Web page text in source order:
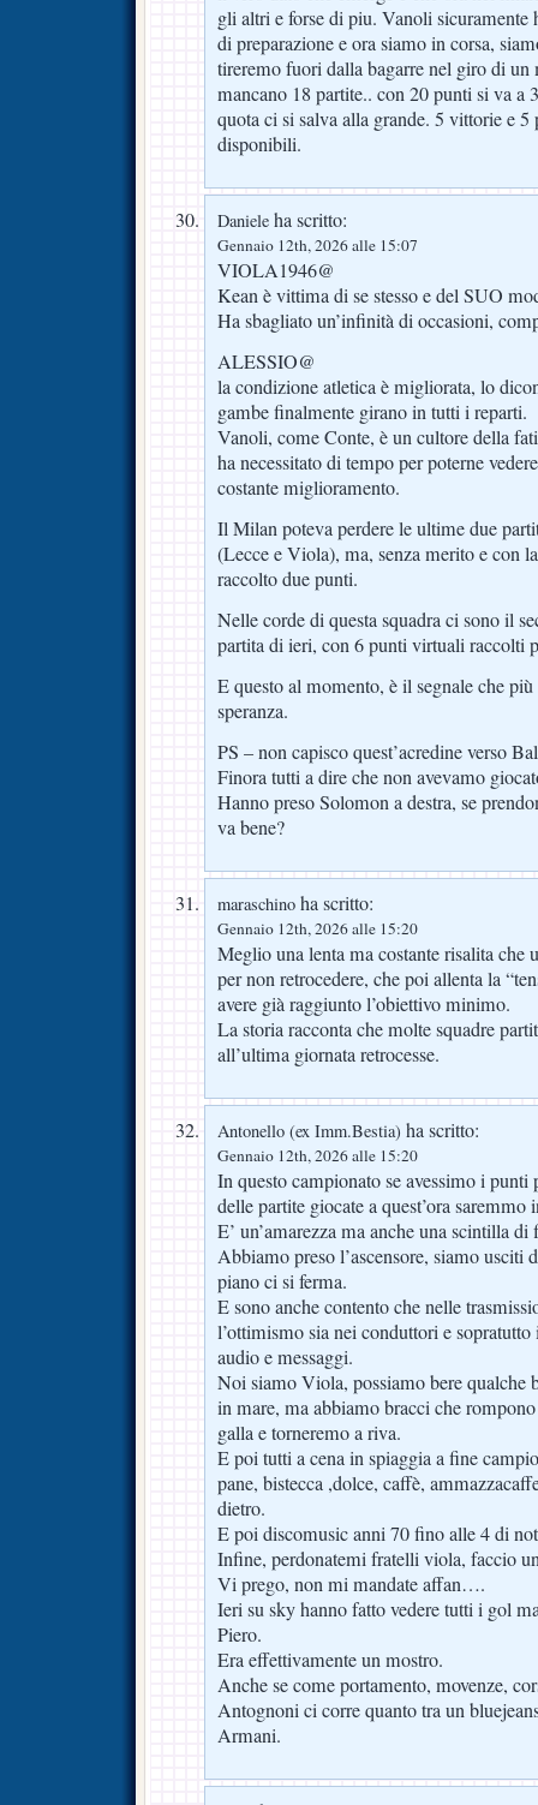
gli altri e forse di piu. Vanoli
di preparazione e ora siamo in corsa,
tireremo fuori dalla bagarre nel giro di un
mancano 18 partite.. con 20 punti si va a
quota ci si salva alla grande. 5 vittorie e
disponibili.
Daniele ha scritto:
Gennaio 12th, 2026 alle 15:07
VIOLA1946@
Kean è vittima di se stesso e del SUO
Ha sbagliato un’infinità di occasioni,
ALESSIO@
la condizione atletica è migliorata, lo
gambe finalmente girano in tutti i reparti.
Vanoli, come Conte, è un cultore della
ha necessitato di tempo per poterne
costante miglioramento.
Il Milan poteva perdere le ultime due
(Lecce e Viola), ma, senza merito e con
raccolto due punti.
Nelle corde di questa squadra ci sono il
partita di ieri, con 6 punti virtuali raccolti
E questo al momento, è il segnale che
speranza.
PS – non capisco quest’acredine verso
Finora tutti a dire che non avevamo
Hanno preso Solomon a destra, se
va bene?
maraschino ha scritto:
Gennaio 12th, 2026 alle 15:20
Meglio una lenta ma costante risalita che
per non retrocedere, che poi allenta la
avere già raggiunto l’obiettivo minimo.
La storia racconta che molte squadre
all’ultima giornata retrocesse.
Antonello (ex Imm.Bestia) ha scritto:
Gennaio 12th, 2026 alle 15:20
In questo campionato se avessimo i
delle partite giocate a quest’ora saremmo
E’ un’amarezza ma anche una scintilla di
Abbiamo preso l’ascensore, siamo usciti
piano ci si ferma.
E sono anche contento che nelle
l’ottimismo sia nei conduttori e
audio e messaggi.
Noi siamo Viola, possiamo bere qualche
in mare, ma abbiamo bracci che
galla e torneremo a riva.
E poi tutti a cena in spiaggia a fine
pane, bistecca ,dolce, caffè,
dietro.
E poi discomusic anni 70 fino alle 4 di
Infine, perdonatemi fratelli viola, faccio
Vi prego, non mi mandate affan….
Ieri su sky hanno fatto vedere tutti i gol
Piero.
Era effettivamente un mostro.
Anche se come portamento, movenze,
Antognoni ci corre quanto tra un
Armani.